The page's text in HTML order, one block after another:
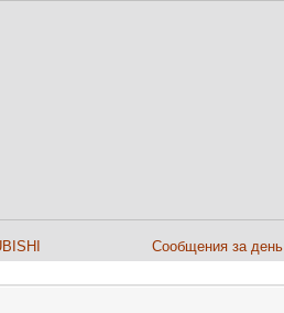
Сообщения за день